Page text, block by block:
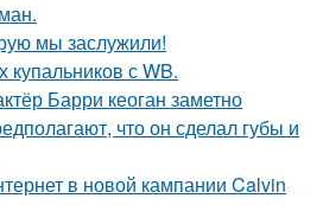
мы заслужили!
купальников с WB.
Барри кеоган заметно
что он сделал губы и
в новой кампании Calvin